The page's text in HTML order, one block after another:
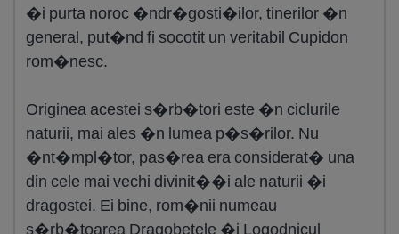
�i purta noroc �ndr�gosti�ilor, tinerilor �n
general, put�nd fi socotit un veritabil Cupidon
rom�nesc.
Originea acestei s�rb�tori este �n ciclurile
naturii, mai ales �n lumea p�s�rilor. Nu
�nt�mpl�tor, pas�rea era considerat� una
din cele mai vechi divinit��i ale naturii �i
dragostei. Ei bine, rom�nii numeau
s�rb�toarea Dragobetele �i Logodnicul